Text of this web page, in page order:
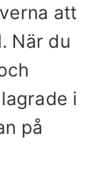
att
När du
i
på